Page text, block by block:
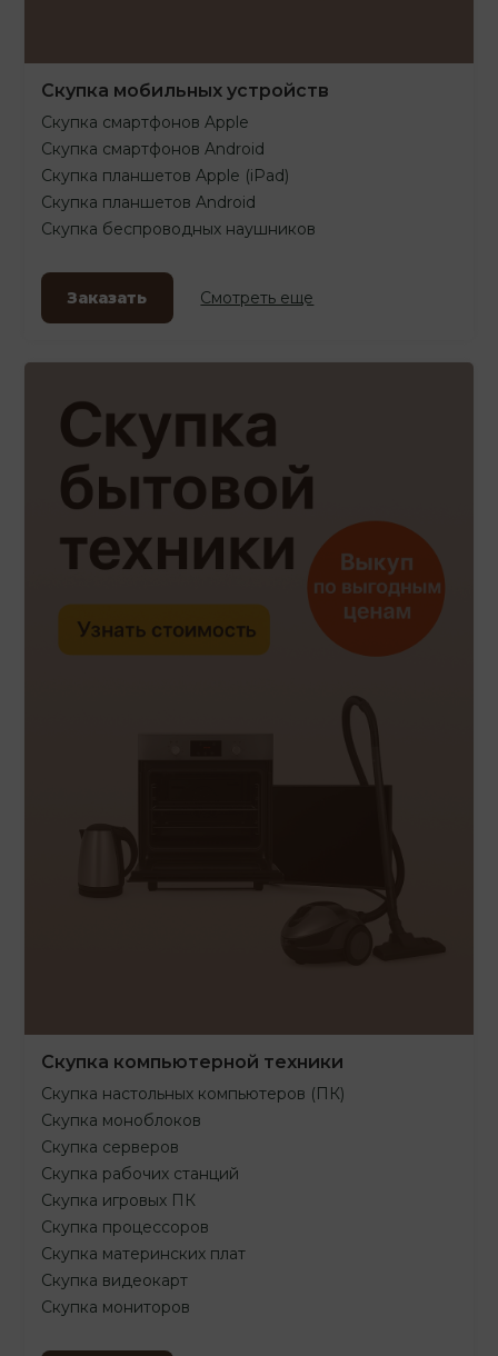
Скупка мобильных устройств
Скупка смартфонов Apple
Скупка смартфонов Android
Скупка планшетов Apple (iPad)
Скупка планшетов Android
Скупка беспроводных наушников
Заказать Смотреть еще
Скупка компьютерной техники
Скупка настольных компьютеров (ПК)
Скупка моноблоков
Скупка серверов
Скупка рабочих станций
Скупка игровых ПК
Скупка процессоров
Скупка материнских плат
Скупка видеокарт
Скупка мониторов